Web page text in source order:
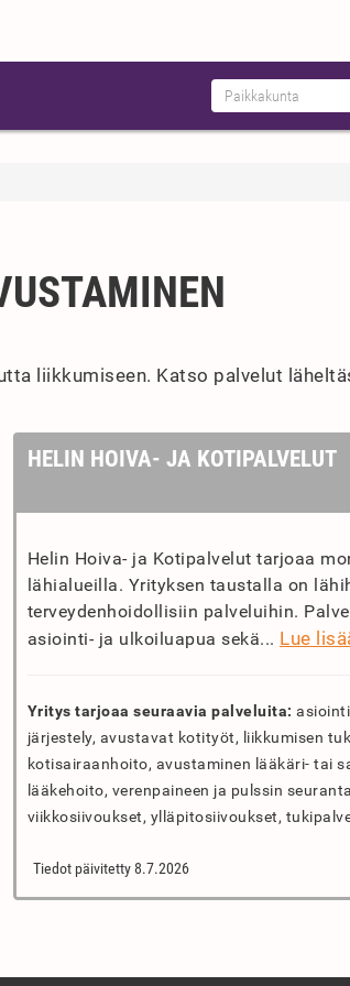
liikkumiseen. Katso palvelut
HELIN HOIVA- JA KOTIPALVELUT
Helin Hoiva- ja Kotipalvelut tarjoaa
lähialueilla. Yrityksen taustalla on
terveydenhoidollisiin palveluihin.
asiointi- ja ulkoiluapua sekä... Lue
Yritys tarjoaa seuraavia palveluita:
järjestely, avustavat kotityöt, liikkumisen
kotisairaanhoito, avustaminen lääkäri- tai
lääkehoito, verenpaineen ja pulssin
viikkosiivoukset, ylläpitosiivoukset,
Tiedot päivitetty 8.7.2026